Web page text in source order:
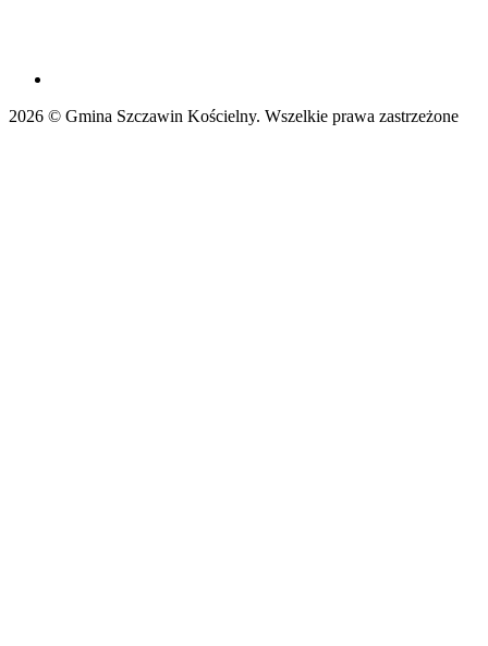
2026 © Gmina Szczawin Kościelny. Wszelkie prawa zastrzeżone